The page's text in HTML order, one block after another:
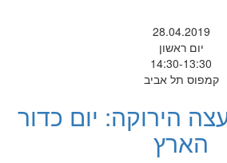
28.04.2019
יום ראשון
14:30-13:30
קמפוס תל אביב
הירוקה: יום כדור
הארץ